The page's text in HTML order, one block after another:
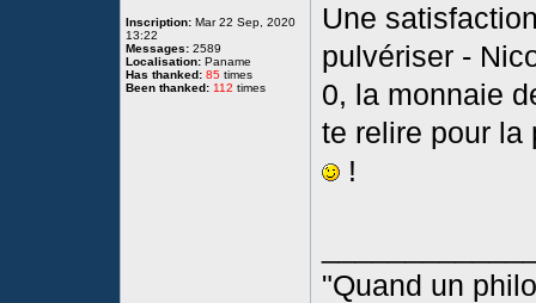
Inscription: Mar 22 Sep, 2020
13:22
Messages: 2589
Localisation: Paname
Has thanked: 85 times
Been thanked: 112 times
Une
pulvériser -
0, la monnaie
te relire pour la
!
"Quand un